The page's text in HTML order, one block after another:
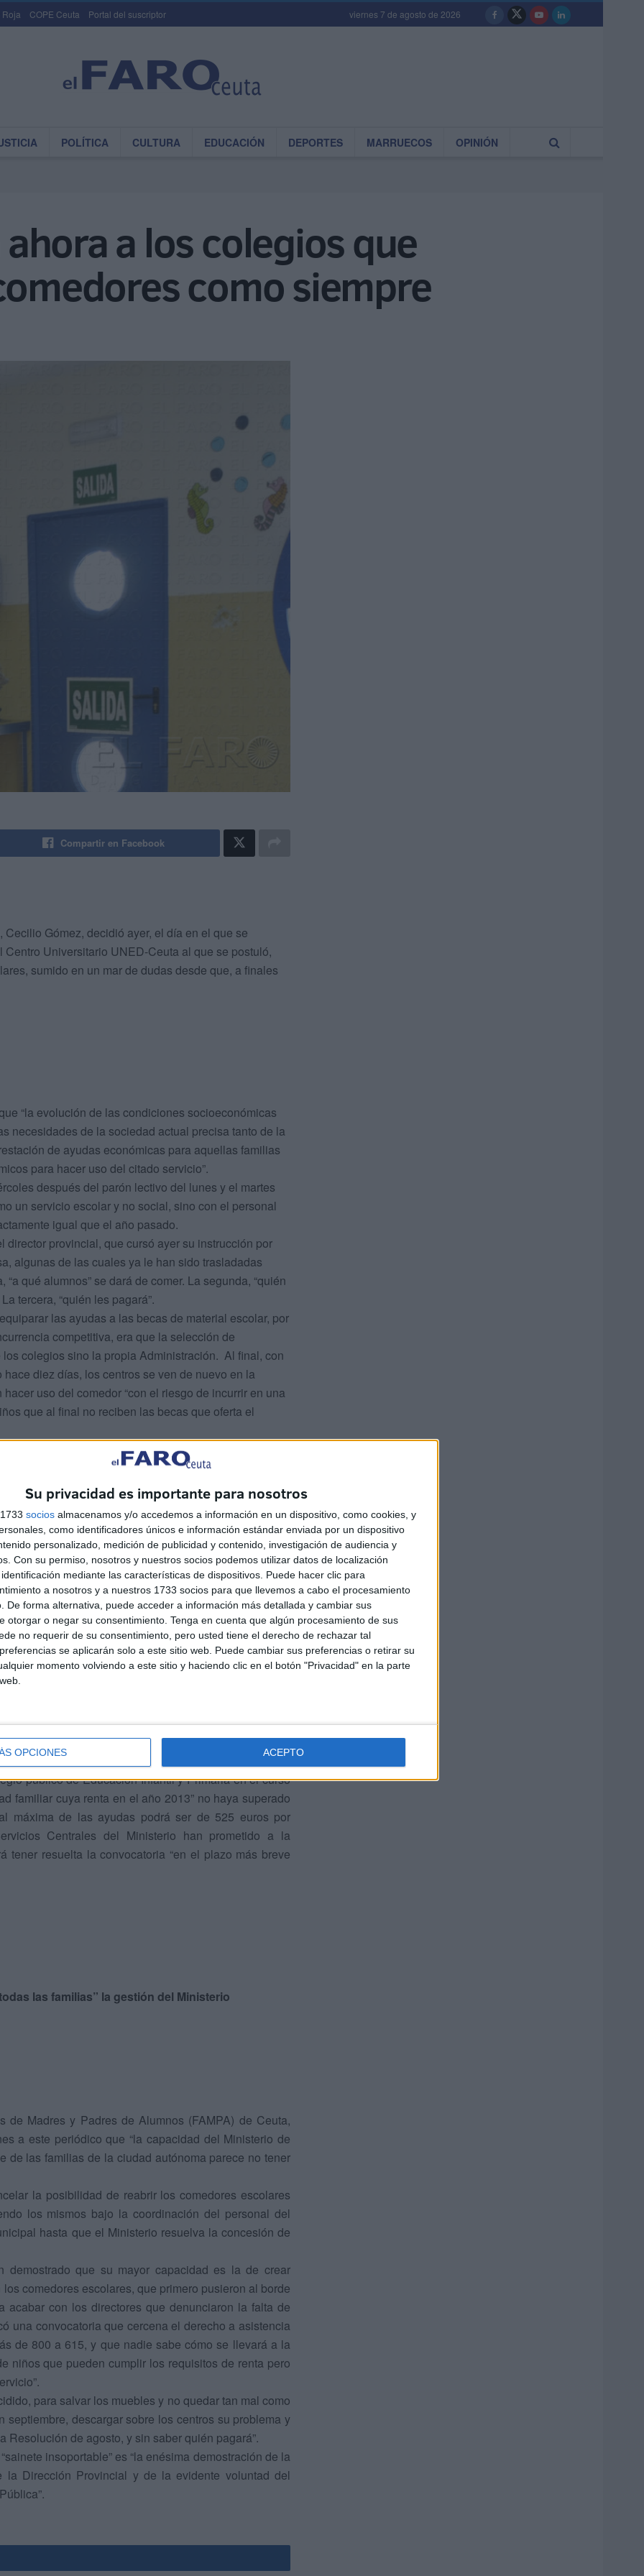
Su privacidad es importante para nosotros
socios almacenamos y/o accedemos a información en un dispositivo, como cookies, y
como identificadores únicos e información estándar enviada por un dispositivo
personalizado, medición de publicidad y contenido, investigación de audiencia y
Con su permiso, nosotros y nuestros socios podemos utilizar datos de localización
mediante las características de dispositivos. Puede hacer clic para
a nosotros y a nuestros 1733 socios para que llevemos a cabo el procesamiento
De forma alternativa, puede acceder a información más detallada y cambiar sus
otorgar o negar su consentimiento. Tenga en cuenta que algún procesamiento de sus
no requerir de su consentimiento, pero usted tiene el derecho de rechazar tal
se aplicarán solo a este sitio web. Puede cambiar sus preferencias o retirar su
momento volviendo a este sitio y haciendo clic en el botón "Privacidad" en la parte
OPCIONES ACEPTO
Roja COPE Ceuta Portal del suscriptor viernes 7 de agosto de 2026
POLÍTICA CULTURA EDUCACIÓN DEPORTES MARRUECOS OPINIÓN
a los colegios que
como siempre
Compartir en Facebook
Gómez, decidió ayer, el día en el que se
Universitario UNED-Ceuta al que se postuló,
sumido en un mar de dudas desde que, a finales
“la evolución de las condiciones socioeconómicas
necesidades de la sociedad actual precisa tanto de la
de ayudas económicas para aquellas familias
para hacer uso del citado servicio”.
después del parón lectivo del lunes y el martes
un servicio escolar y no social, sino con el personal
igual que el año pasado.
director provincial, que cursó ayer su instrucción por
algunas de las cuales ya le han sido trasladadas
qué alumnos” se dará de comer. La segunda, “quién
tercera, “quién les pagará”.
las ayudas a las becas de material escolar, por
competitiva, era que la selección de
colegios sino la propia Administración. Al final, con
diez días, los centros se ven de nuevo en la
uso del comedor “con el riesgo de incurrir en una
que al final no reciben las becas que oferta el
cómo hacer frente a los encargos y pagos de la
el servicio no se han abonado desde el 1 de enero y
dicho los Servicios Centrales del departamento que
“en noviembre”.
local está dispuesta a “ayudar” en lo que
cómo. Sobre la mesa está la posibilidad de
fondos municipales las 615 ayudas que ofrece el
peticiones recibidas, más de medio millar de alumnos
pero sí derecho a pedir beca.
de las becas oficiales
escolar serán los alumnos que cumplan dos
público de Educación Infantil y Primaria en el curso
familiar cuya renta en el año 2013” no haya superado
máxima de las ayudas podrá ser de 525 euros por
Centrales del Ministerio han prometido a la
tener resuelta la convocatoria “en el plazo más breve
las familias” la gestión del Ministerio
Madres y Padres de Alumnos (FAMPA) de Ceuta,
a este periódico que “la capacidad del Ministerio de
de las familias de la ciudad autónoma parece no tener
la posibilidad de reabrir los comedores escolares
los mismos bajo la coordinación del personal del
hasta que el Ministerio resuelva la concesión de
demostrado que su mayor capacidad es la de crear
comedores escolares, que primero pusieron al borde
con los directores que denunciaron la falta de
una convocatoria que cercena el derecho a asistencia
de 800 a 615, y que nadie sabe cómo se llevará a la
niños que pueden cumplir los requisitos de renta pero
para salvar los muebles y no quedar tan mal como
descargar sobre los centros su problema y
Resolución de agosto, y sin saber quién pagará”.
insoportable” es “la enésima demostración de la
la Dirección Provincial y de la evidente voluntad del